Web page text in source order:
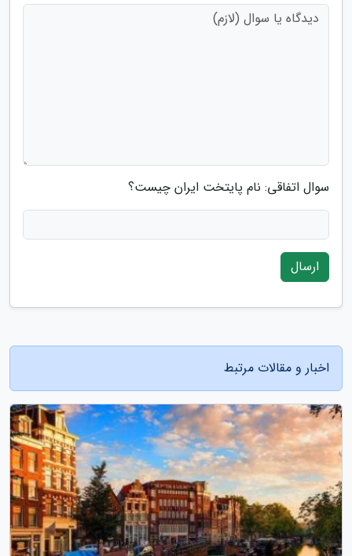
سوال اتفاقی: نام پایتخت ایران چیست؟
ارسال
اخبار و مقالات مرتبط